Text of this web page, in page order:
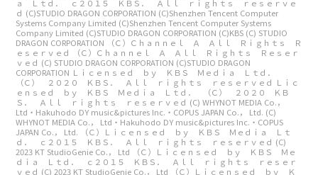
ａ Ｌｔｄ． ｃ２０１５ ＫＢＳ． Ａｌｌ ｒｉｇｈｔｓ ｒｅｓｅｒｖｅ
ｄ (C)STUDIO DRAGON CORPORATION (C)Shenzhen Tencent Computer
Systems Company Limited (C)Shenzhen Tencent Computer Systems
Company Limited (C)STUDIO DRAGON CORPORATION (C)KBS (C) STUDIO
DRAGON CORPORATION
（Ｃ）Ｃｈａｎｎｅｌ Ａ Ａｌｌ Ｒｉｇｈｔｓ Ｒ
ｅｓｅｒｖｅｄ
（Ｃ）Ｃｈａｎｎｅｌ Ａ Ａｌｌ Ｒｉｇｈｔｓ Ｒｅｓｅｒ
ｖｅｄ (C) STUDIO DRAGON CORPORATION (C)STUDIO DRAGON
CORPORATION Ｌｉｃｅｎｓｅｄ ｂｙ ＫＢＳ Ｍｅｄｉａ Ｌｔｄ．
（Ｃ） ２０２０ ＫＢＳ． Ａｌｌ ｒｉｇｈｔｓ ｒｅｓｅｒｖｅｄ Ｌｉｃ
ｅｎｓｅｄ ｂｙ ＫＢＳ Ｍｅｄｉａ Ｌｔｄ． （Ｃ） ２０２０ ＫＢ
Ｓ． Ａｌｌ ｒｉｇｈｔｓ ｒｅｓｅｒｖｅｄ (C) WHYNOT MEDIA Co.，
Ltd・Hakuhodo DY music&pictures Inc.・COPUS JAPAN Co.， Ltd. (C)
WHYNOT MEDIA Co.， Ltd・Hakuhodo DY music&pictures Inc.・COPUS
JAPAN Co.， Ltd.
（Ｃ）Ｌｉｃｅｎｓｅｄ ｂｙ ＫＢＳ Ｍｅｄｉａ Ｌｔ
ｄ． ｃ２０１５ ＫＢＳ． Ａｌｌ ｒｉｇｈｔｓ ｒｅｓｅｒｖｅｄ (C)
2023 KT StudioGenie Co.， Ltd
（Ｃ）Ｌｉｃｅｎｓｅｄ ｂｙ ＫＢＳ Ｍｅ
ｄｉａ Ｌｔｄ． ｃ２０１５ ＫＢＳ． Ａｌｌ ｒｉｇｈｔｓ ｒｅｓｅｒ
ｖｅｄ (C) 2023 KT StudioGenie Co.， Ltd
（Ｃ）Ｌｉｃｅｎｓｅｄ ｂｙ Ｋ